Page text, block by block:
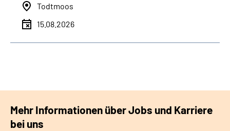
Todtmoos
15.08.2026
Mehr Informationen über Jobs und Karriere
bei uns